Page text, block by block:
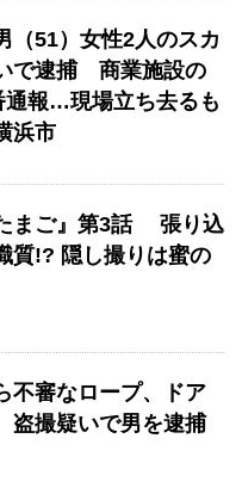
（51）女性2人のスカ
で逮捕 商業施設の
通報…現場立ち去るも
浜市
たまご』第3話 張り込
質!? 隠し撮りは蜜の
不審なロープ、ドア
撮疑いで男を逮捕